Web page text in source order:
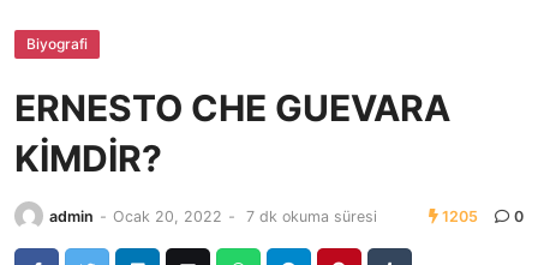
Biyografi
ERNESTO CHE GUEVARA
KİMDİR?
admin - Ocak 20, 2022 - 7 dk okuma süresi 1205 0